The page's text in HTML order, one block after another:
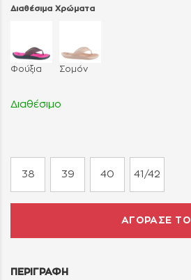
Διαθέσιμα Χρώματα
Φούξια Σομόν
Διαθέσιμο
38 39 40 41/42
ΑΓΟΡΑΣΕ ΤΟ
ΠΕΡΙΓΡΑΦΗ